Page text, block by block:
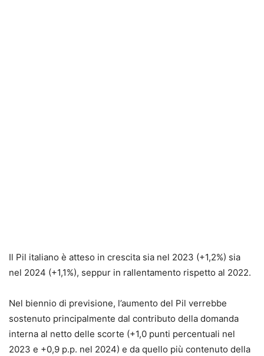
Il Pil italiano è atteso in crescita sia nel 2023 (+1,2%) sia
nel 2024 (+1,1%), seppur in rallentamento rispetto al 2022.
Nel biennio di previsione, l’aumento del Pil verrebbe
sostenuto principalmente dal contributo della domanda
interna al netto delle scorte (+1,0 punti percentuali nel
2023 e +0,9 p.p. nel 2024) e da quello più contenuto della